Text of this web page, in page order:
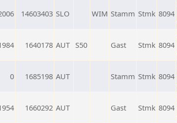
14603403 SLO WIM Stamm Stmk 8094
1640178 AUT S50 Gast Stmk 8094
0 1685198 AUT Stamm Stmk 8094
1660292 AUT Gast Stmk 8094